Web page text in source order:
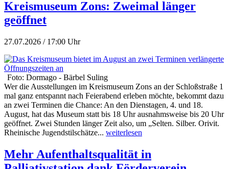
Kreismuseum Zons: Zweimal länger
geöffnet
27.07.2026 / 17:00 Uhr
Foto: Dormago - Bärbel Suling
Wer die Ausstellungen im Kreismuseum Zons an der Schloßstraße 1
mal ganz entspannt nach Feierabend erleben möchte, bekommt dazu
an zwei Terminen die Chance: An den Dienstagen, 4. und 18.
August, hat das Museum statt bis 18 Uhr ausnahmsweise bis 20 Uhr
geöffnet. Zwei Stunden länger Zeit also, um „Selten. Silber. Orivit.
Rheinische Jugendstilschätze... weiterlesen
Mehr Aufenthaltsqualität in